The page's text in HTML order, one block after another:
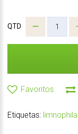
QTD
Favoritos
Etiquetas: